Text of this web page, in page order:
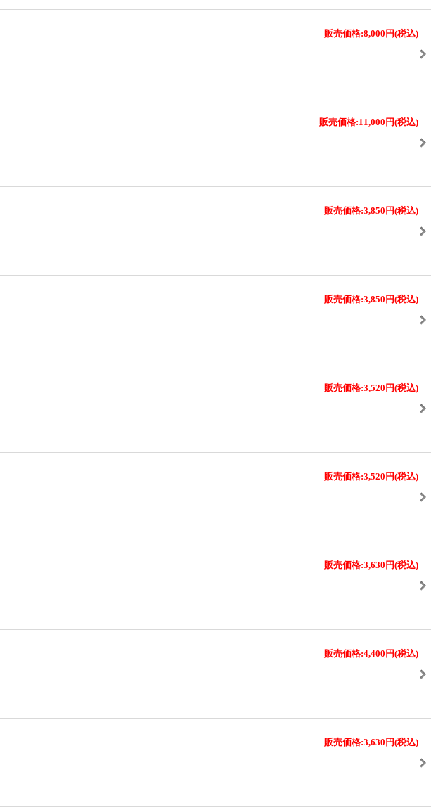
販売価格:8,000円(税込)
販売価格:11,000円(税込)
販売価格:3,850円(税込)
販売価格:3,850円(税込)
販売価格:3,520円(税込)
販売価格:3,520円(税込)
販売価格:3,630円(税込)
販売価格:4,400円(税込)
販売価格:3,630円(税込)